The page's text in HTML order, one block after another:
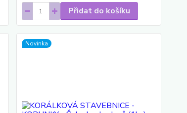
Přidat do košíku
Novinka